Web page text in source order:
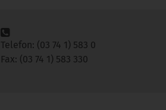
Telefon: (03 74 1) 583 0
Fax: (03 74 1) 583 330